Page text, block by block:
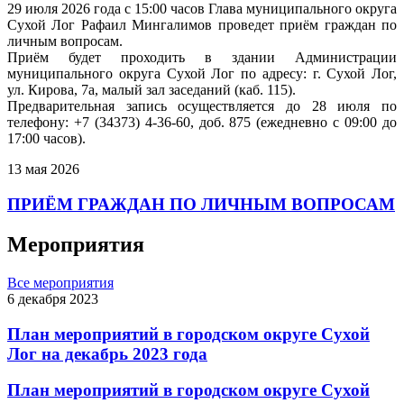
29 июля 2026 года с 15:00 часов Глава муниципального округа
Сухой Лог Рафаил Мингалимов проведет приём граждан по
личным вопросам.
Приём будет проходить в здании Администрации
муниципального округа Сухой Лог по адресу: г. Сухой Лог,
ул. Кирова, 7а, малый зал заседаний (каб. 115).
Предварительная запись осуществляется до 28 июля по
телефону: +7 (34373) 4-36-60, доб. 875 (ежедневно с 09:00 до
17:00 часов).
13 мая 2026
ПРИЁМ ГРАЖДАН ПО ЛИЧНЫМ ВОПРОСАМ
Мероприятия
Все мероприятия
6 декабря 2023
План мероприятий в городском округе Сухой
Лог на декабрь 2023 года
План мероприятий в городском округе Сухой